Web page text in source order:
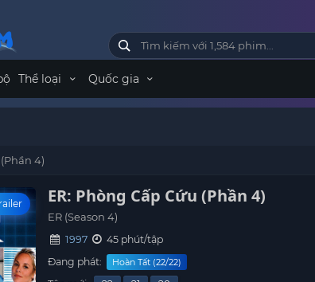
Thể loại Quốc gia
4)
ER: Phòng Cấp Cứu (Phần 4)
ER (Season 4)
1997
45 phút/tập
Đang phát:
Hoàn Tất (22/22)